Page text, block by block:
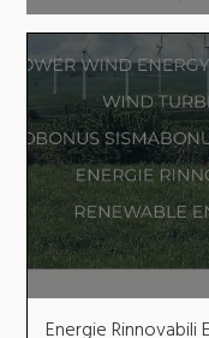
Energie